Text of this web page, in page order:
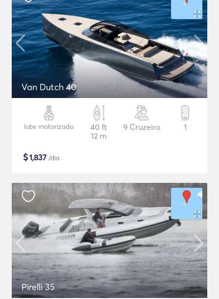
Van Dutch 40
Iate motorizado
40 ft
12 m
9 Cruzeiro 1
$1,837 /dia
Pirelli 35